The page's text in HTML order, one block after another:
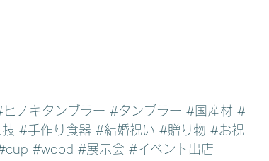
ヒノキタンブラー #タンブラー #国産材 #
#手作り食器 #結婚祝い #贈り物 #お祝
#wood #展示会 #イベント出店